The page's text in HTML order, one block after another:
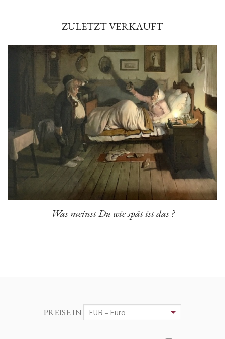
ZULETZT VERKAUFT
Was meinst Du wie spät ist das ?
PREISE IN